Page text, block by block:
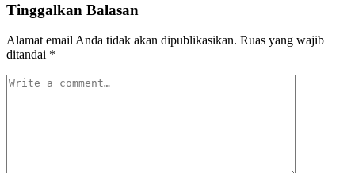
Tinggalkan Balasan
Alamat email Anda tidak akan dipublikasikan. Ruas yang wajib
ditandai *